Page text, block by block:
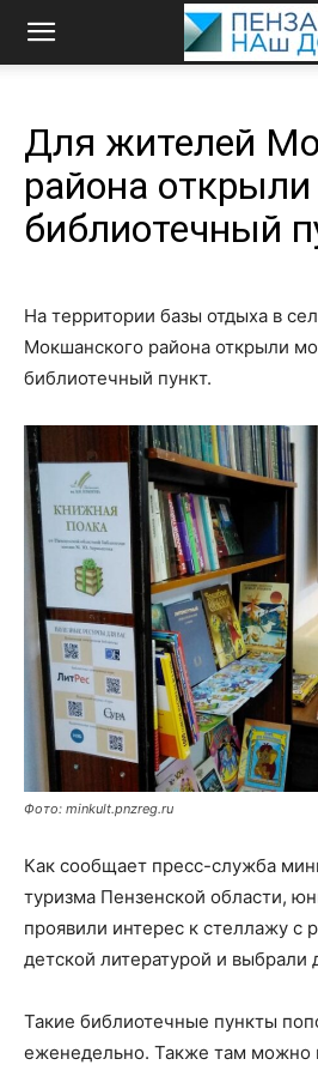
Для жителей
района
библиотечный
На территории базы отдыха в
Мокшанского района открыли
библиотечный пункт.
Фото: minkult.pnzreg.ru
Как сообщает пресс-служба
туризма Пензенской области,
проявили интерес к стеллажу с
детской литературой и выбрали
Такие библиотечные пункты
еженедельно. Также там можно